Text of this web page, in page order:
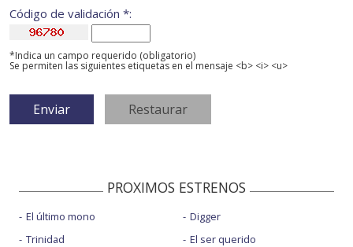
Código de validación *:
*Indica un campo requerido (obligatorio)
Se permiten las siguientes etiquetas en el mensaje <b> <i> <u>
PROXIMOS ESTRENOS
El último mono
Trinidad
Digger
El ser querido